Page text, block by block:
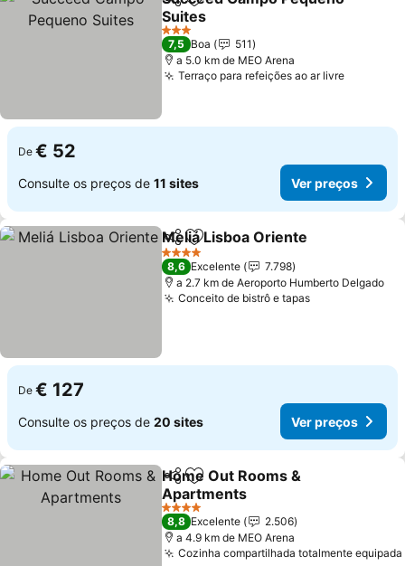
PartilharAdicionar aos favoritos
Suites
Ver preços
3 Estrelas
7,5 Boa
511
a 5.0 km de MEO Arena
Terraço para refeições ao ar livreVer
De € 52
Consulte os preços de 11 sites Ver preços
PartilharAdicionar aos favoritos
Meliá Lisboa Oriente
4 Estrelas
8,6 Excelente
7.798
a 2.7 km de Aeroporto Humberto Delgado
Conceito de bistrô e tapasVer preços
De € 127
Consulte os preços de 20 sites Ver preços
PartilharAdicionar aos favoritos
Home Out Rooms &
Apartments
Ver preços
4 Estrelas
8,8 Excelente
2.506
a 4.9 km de MEO Arena
Cozinha compartilhada totalmente equipada